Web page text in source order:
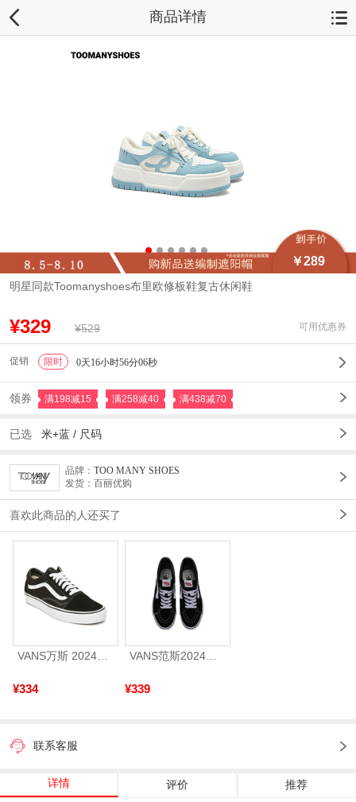
商品详情
￥289
明星同款Toomanyshoes布里欧修板鞋复古休闲鞋
¥329 ¥529 可用优惠券
促销 限时 0天16小时56分04秒
领券 满198减15 满258减40 满438减70
已选 米+蓝 / 尺码
品牌： TOO MANY SHOES
发货：百丽优购
喜欢此商品的人还买了
VANS万斯 2024年新款中性OldSkool帆布鞋/硫化鞋VN000D3HY28（延续款）
¥334
VANS范斯2024中性SK8-HiCL帆布鞋/硫化鞋VN000D5IB8C
¥339
联系客服
详情 评价 推荐